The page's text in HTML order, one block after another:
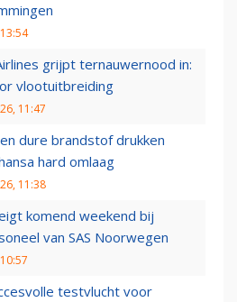
grijpt ternauwernood in:
vlootuitbreiding
11:47
dure brandstof drukken
hard omlaag
11:38
komend weekend bij
van SAS Noorwegen
testvlucht voor